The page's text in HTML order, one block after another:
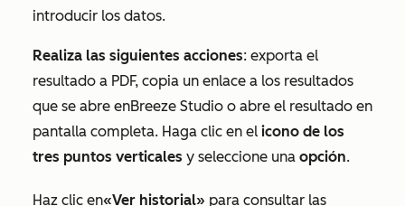
introducir los datos.
Realiza las siguientes acciones: exporta el
resultado a PDF, copia un enlace a los resultados
que se abre enBreeze Studio o abre el resultado en
pantalla completa. Haga clic en el icono de los
tres puntos verticales y seleccione una opción.
Haz clic en«Ver historial» para consultar las